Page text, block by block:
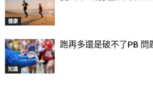
健康
知識
跑再多還是破不了PB 問